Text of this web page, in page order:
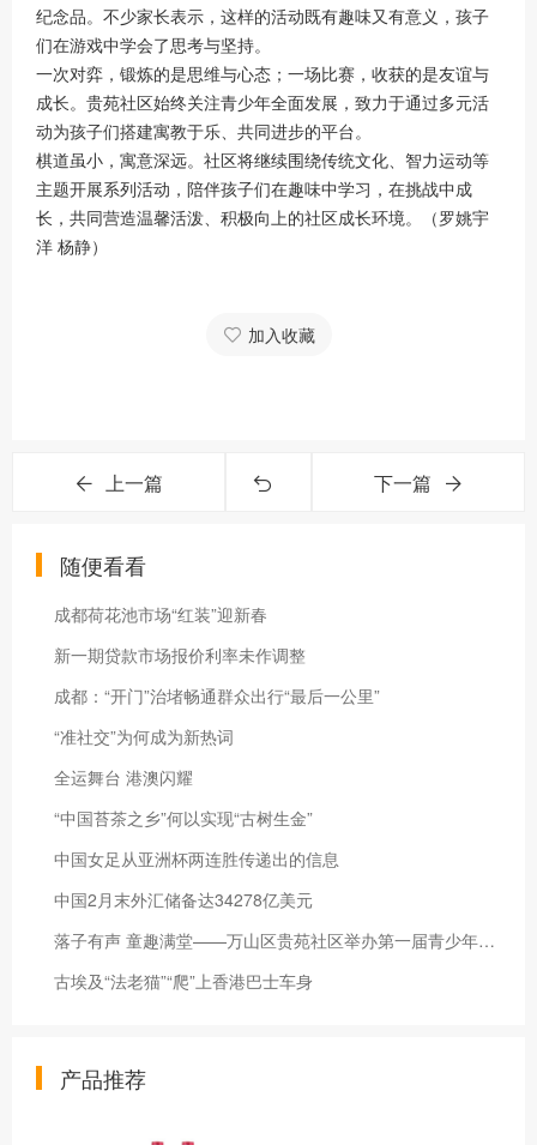
纪念品。不少家长表示，这样的活动既有趣味又有意义，孩子
们在游戏中学会了思考与坚持。
一次对弈，锻炼的是思维与心态；一场比赛，收获的是友谊与
成长。贵苑社区始终关注青少年全面发展，致力于通过多元活
动为孩子们搭建寓教于乐、共同进步的平台。
棋道虽小，寓意深远。社区将继续围绕传统文化、智力运动等
主题开展系列活动，陪伴孩子们在趣味中学习，在挑战中成
长，共同营造温馨活泼、积极向上的社区成长环境。（罗姚宇
洋 杨静）
加入收藏
上一篇 下一篇
随便看看
成都荷花池市场“红装”迎新春
新一期贷款市场报价利率未作调整
成都：“开门”治堵畅通群众出行“最后一公里”
“准社交”为何成为新热词
全运舞台 港澳闪耀
“中国苔茶之乡”何以实现“古树生金”
中国女足从亚洲杯两连胜传递出的信息
中国2月末外汇储备达34278亿美元
落子有声 童趣满堂——万山区贵苑社区举办第一届青少年五子棋争霸赛
古埃及“法老猫”“爬”上香港巴士车身
产品推荐